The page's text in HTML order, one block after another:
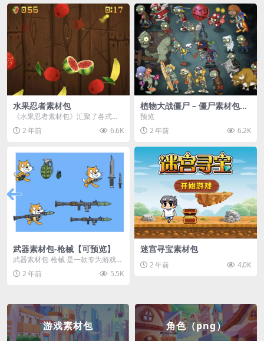
水果忍者素材包
《水果忍者素材包》汇聚了各式鲜
美诱人的水果图像与清脆悦耳的切
割音效，专为追求极致...
2 年前 6.6K
植物大战僵尸 – 僵尸素材包
【可预览】
预览
2 年前
6.2K
武器素材包-枪械【可预览】
武器素材包-枪械 是一款专为游戏开
发者和创作者设计的素材包，包含
多种高质量的枪械...
2 年前 5.5K
迷宫寻宝素材包
2 年前 4.0K
游戏素材包 角色（png）